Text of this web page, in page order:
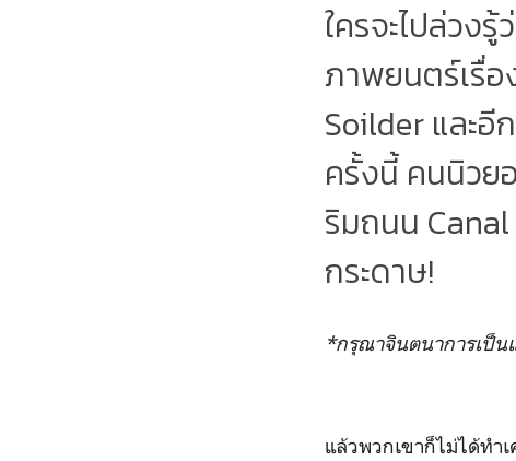
ใครจะไปล่วง
ภาพยนตร์เรื่อ
Soilder และ
ครั้งนี้ คนนิวย
ริมถนน Canal
กระดาษ!
*กรุณาจินตนาการเป็น
แล้วพวกเขาก็ไม่ได้ทำ